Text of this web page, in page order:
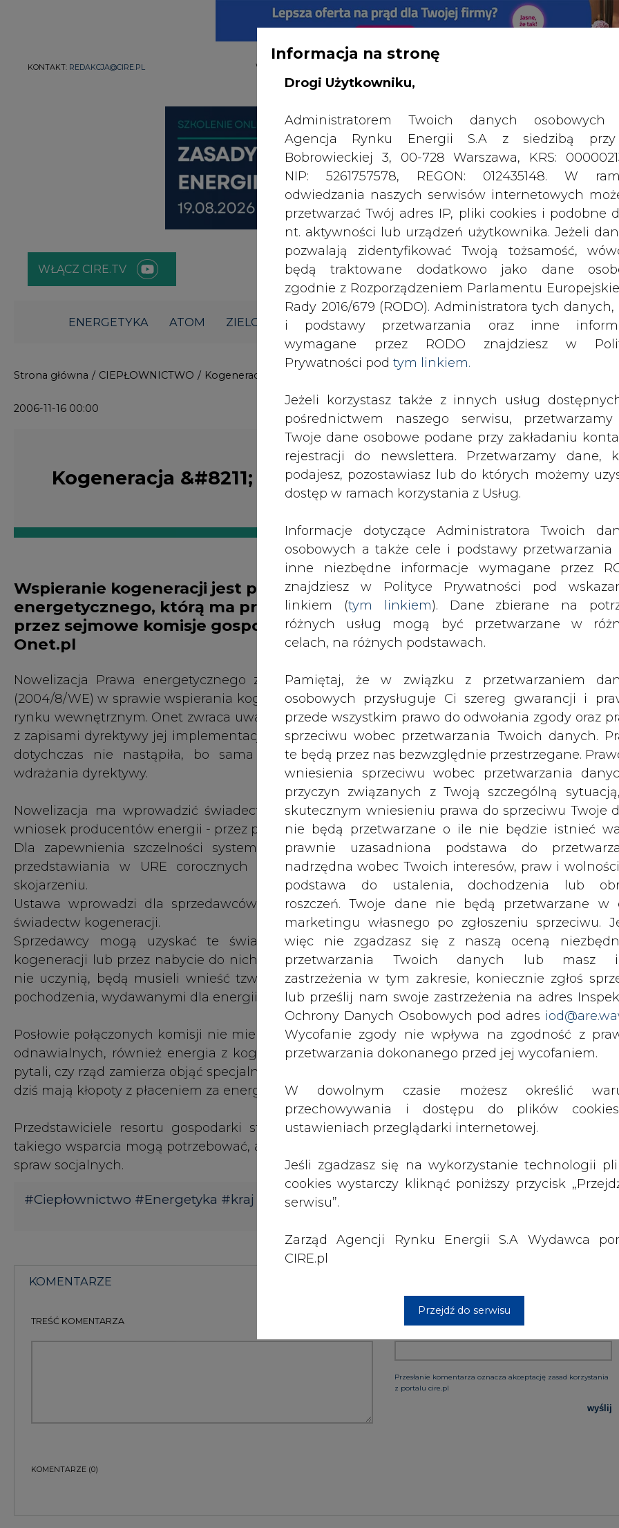
KONTAKT: REDAKCJA@CIRE.PL WYDAWCA PORTALU:
WŁĄCZ CIRE.TV
ENERGETYKA ATOM ZIELONA GOSPODARKA ZMIANY KADROWE NA RYNKU
Informacja na stronę
Drogi Użytkowniku,
Administratorem Twoich danych osobowych
Agencja Rynku Energii S.A z siedzibą
Bobrowieckiej 3, 00-728 Warszawa, KRS:
NIP: 5261757578, REGON: 012435148. W
odwiedzania naszych serwisów internetowych
przetwarzać Twój adres IP, pliki cookies i podobne
nt. aktywności lub urządzeń użytkownika. Jeżeli
pozwalają zidentyfikować Twoją tożsamość,
będą traktowane dodatkowo jako dane
zgodnie z Rozporządzeniem Parlamentu
Rady 2016/679 (RODO). Administratora tych danych,
i podstawy przetwarzania oraz inne
wymagane przez RODO znajdziesz w
Prywatności pod tym linkiem.
Jeżeli korzystasz także z innych usług
pośrednictwem naszego serwisu,
Twoje dane osobowe podane przy zakładaniu
rejestracji do newslettera. Przetwarzamy dane,
podajesz, pozostawiasz lub do których możemy
dostęp w ramach korzystania z Usług.
Informacje dotyczące Administratora Twoich
osobowych a także cele i podstawy przetwarzania
inne niezbędne informacje wymagane przez
znajdziesz w Polityce Prywatności pod
linkiem (tym linkiem). Dane zbierane na
różnych usług mogą być przetwarzane w
celach, na różnych podstawach.
Pamiętaj, że w związku z przetwarzaniem
osobowych przysługuje Ci szereg gwarancji i
przede wszystkim prawo do odwołania zgody oraz
sprzeciwu wobec przetwarzania Twoich danych.
te będą przez nas bezwzględnie przestrzegane.
wniesienia sprzeciwu wobec przetwarzania
przyczyn związanych z Twoją szczególną
skutecznym wniesieniu prawa do sprzeciwu Twoje
nie będą przetwarzane o ile nie będzie istnieć
prawnie uzasadniona podstawa do
nadrzędna wobec Twoich interesów, praw i
podstawa do ustalenia, dochodzenia lub
roszczeń. Twoje dane nie będą przetwarzane w
marketingu własnego po zgłoszeniu sprzeciwu.
więc nie zgadzasz się z naszą oceną
przetwarzania Twoich danych lub masz
zastrzeżenia w tym zakresie, koniecznie zgłoś
lub prześlij nam swoje zastrzeżenia na adres
Ochrony Danych Osobowych pod adres
Wycofanie zgody nie wpływa na zgodność z
przetwarzania dokonanego przed jej wycofaniem.
W dowolnym czasie możesz określić
przechowywania i dostępu do plików
ustawieniach przeglądarki internetowej.
Jeśli zgadzasz się na wykorzystanie technologii
cookies wystarczy kliknąć poniższy przycisk
serwisu”.
Zarząd Agencji Rynku Energii S.A Wydawca
CIRE.pl
Przejdź do serwisu
Strona główna / CIEPŁOWNICTWO / Kogeneracja &#8211; będą zmiany w PE
2006-11-16 00:00 drukuj skomentuj udostępnij:
Kogeneracja &#8211; będą zmiany w PE
Wspieranie kogeneracji jest przedmiotem nowelizacji Prawa
energetycznego, którą ma przygotować podkomisja powołana w środę
przez sejmowe komisje gospodarki i środowiska naturalnego &#8211;
Onet.pl
Nowelizacja Prawa energetycznego związana jest z obowiązkiem wdrożenia unijnej
(2004/8/WE) w sprawie wspierania kogeneracji w oparciu o zapotrzebowanie na ciepło
rynku wewnętrznym. Onet zwraca uwagę, że posłowie będą pracować pod presją czasu, bo
z zapisami dyrektywy jej implementacja do prawa krajowego powinna nastąpić do 21 lutego
dotychczas nie nastąpiła, bo sama Komisja Europejska nie zdążyła określić
wdrażania dyrektywy.
Nowelizacja ma wprowadzić świadectwa pochodzenia z kogeneracji, będą one wydawane
wniosek producentów energii - przez prezesa Urzędu Regulacji Energetyki.
Dla zapewnienia szczelności systemu wydawania świadectw, wytwórcy będą
przedstawiania w URE corocznych sprawozdań z pracy urządzeń, produkujących
skojarzeniu.
Ustawa wprowadzi dla sprzedawców energii na okres 5 lat obowiązek uzyskania i
świadectw kogeneracji.
Sprzedawcy mogą uzyskać te świadectwa poprzez wytworzenie energii w
kogeneracji lub przez nabycie do nich praw majątkowych na towarowej giełdzie energii. Jeśli
nie uczynią, będą musieli wnieść tzw. opłatę zastępczą. Podobnie rzecz ma się ze
pochodzenia, wydawanymi dla energii pochodzącej ze źródeł odnawialnych.
Posłowie połączonych komisji nie mieli wątpliwości, że podobnie jak w przypadku energii ze
odnawialnych, również energia z kogeneracji będzie droższa niż wytwarzana tradycyjnie.
pytali, czy rząd zamierza objąć specjalnym programem osłonowym odbiorców końcowych,
dziś mają kłopoty z płaceniem za energię.
Przedstawiciele resortu gospodarki stwierdzili, że są w stanie wskazać grupy odbiorców,
takiego wsparcia mogą potrzebować, ale zwrócili uwagę, że programy osłonowe są domeną
spraw socjalnych.
#Ciepłownictwo #Energetyka #kraj
KOMENTARZE
TREŚĆ KOMENTARZA
Przesłanie komentarza oznacza akceptację zasad korzystania
z portalu cire.pl
wyślij
KOMENTARZE (0)